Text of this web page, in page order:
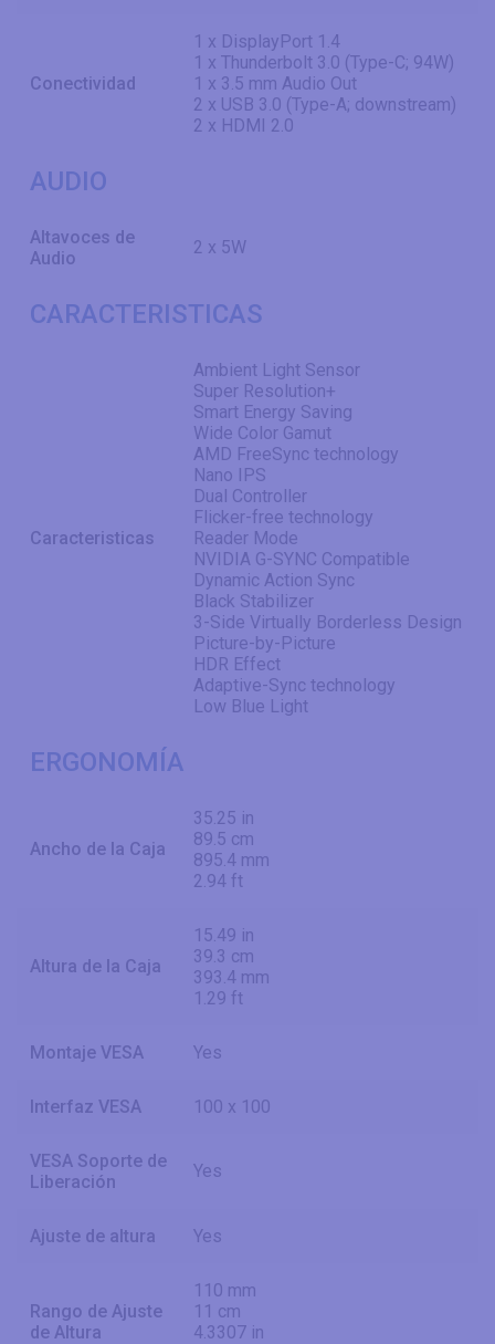
Conectividad
1 x DisplayPort 1.4
1 x Thunderbolt 3.0 (Type-C; 94W)
1 x 3.5 mm Audio Out
2 x USB 3.0 (Type-A; downstream)
2 x HDMI 2.0
AUDIO
Altavoces de
Audio
2 x 5W
CARACTERISTICAS
Caracteristicas
Ambient Light Sensor
Super Resolution+
Smart Energy Saving
Wide Color Gamut
AMD FreeSync technology
Nano IPS
Dual Controller
Flicker-free technology
Reader Mode
NVIDIA G-SYNC Compatible
Dynamic Action Sync
Black Stabilizer
3-Side Virtually Borderless Design
Picture-by-Picture
HDR Effect
Adaptive-Sync technology
Low Blue Light
ERGONOMÍA
Ancho de la Caja
35.25 in
89.5 cm
895.4 mm
2.94 ft
Altura de la Caja
15.49 in
39.3 cm
393.4 mm
1.29 ft
Montaje VESA Yes
Interfaz VESA 100 x 100
VESA Soporte de
Liberación
Yes
Ajuste de altura Yes
Rango de Ajuste
de Altura
110 mm
11 cm
4.3307 in